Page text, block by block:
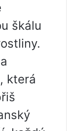
škálu
která